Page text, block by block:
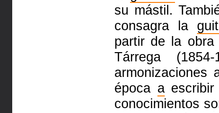
su mástil.
consagra la
partir de la
Tárrega
armonizaciones
época a
conocimientos